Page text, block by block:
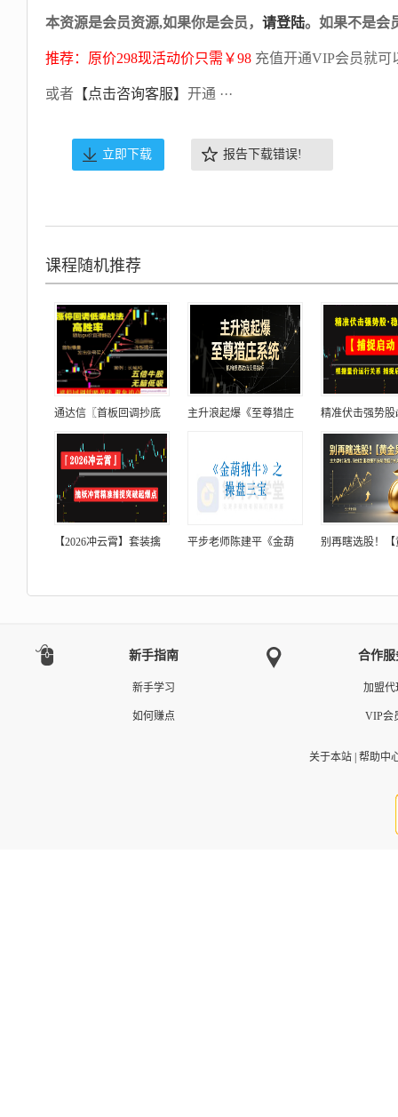
本资源是会员资源,如果你是会员， 请登陆。如果不是会
推荐：原价298现活动价只需￥98 充值开通VIP会员就可
或者 【点击咨询客服】 开通 ···
立即下载 报告下载错误!
课程随机推荐
通达信〖首板回调抄底 主升浪起爆《至尊猎庄 精准伏击强势股
【2026冲云霄】套装擒 平步老师陈建平《金葫 别再瞎选股！【
新手指南
新手学习
如何赚点
合作服
加盟代
VIP会
关于本站| 帮助中